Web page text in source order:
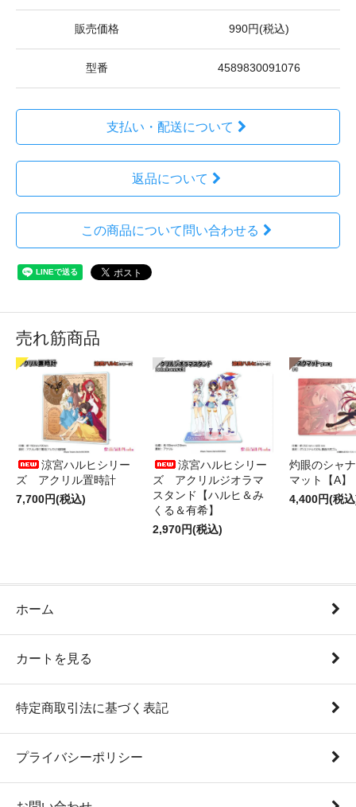
販売価格 990円(税込)
型番 4589830091076
支払い・配送について
返品について
この商品について問い合わせる
売れ筋商品
涼宮ハルヒシリー
ズ アクリル置時計
7,700円(税込)
涼宮ハルヒシリー
ズ アクリルジオラマ
スタンド【ハルヒ＆み
くる＆有希】
2,970円(税込)
灼眼のシャ
マット【A】
4,400円(税
ホーム
カートを見る
特定商取引法に基づく表記
プライバシーポリシー